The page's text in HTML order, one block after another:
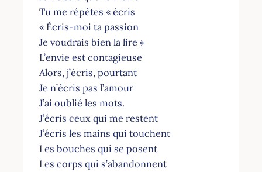
Tu me répètes « écris
« Écris-moi ta passion
Je voudrais bien la lire »
L’envie est contagieuse
Alors, j’écris, pourtant
Je n’écris pas l’amour
J’ai oublié les mots.
J’écris ceux qui me restent
J’écris les mains qui touchent
Les bouches qui se posent
Les corps qui s’abandonnent